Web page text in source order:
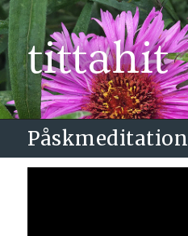
tittahit
Påskmeditation